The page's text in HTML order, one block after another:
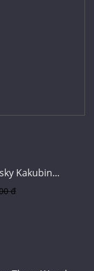
Kakubin...
đ